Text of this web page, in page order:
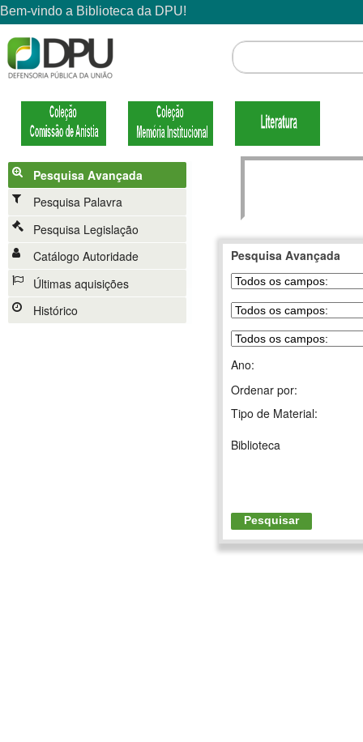
Pesquisa Avançada
Pesquisa Palavra
Pesquisa Legislação
Catálogo Autoridade
Últimas aquisições
Histórico
Pesquisa Avançada
Ano:
Ordenar por:
Tipo de Material:
Biblioteca
Pesquisar